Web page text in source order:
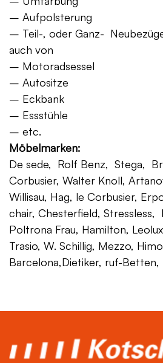
– Aufpolsterung
– Teil-, oder Ganz-
auch von
– Motoradsessel
– Autositze
– Eckbank
– Essstühle
– etc.
Möbelmarken:
De sede, Rolf Benz, Stega,
Corbusier, Walter Knoll,
Willisau, Hag, le Corbusier,
chair, Chesterfield, Stressless,
Poltrona Frau, Hamilton,
Trasio, W. Schillig, Mezzo,
Barcelona,Dietiker, ruf-